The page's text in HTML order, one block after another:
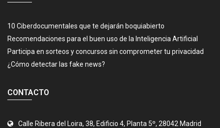
10 Ciberdocumentales que te dejarán boquiabierto
Recomendaciones para el buen uso de la Inteligencia Artificial
Participa en sorteos y concursos sin comprometer tu privacidad
¿Cómo detectar las fake news?
CONTACTO
Calle Ribera del Loira, 38, Edificio 4, Planta 5º, 28042 Madrid